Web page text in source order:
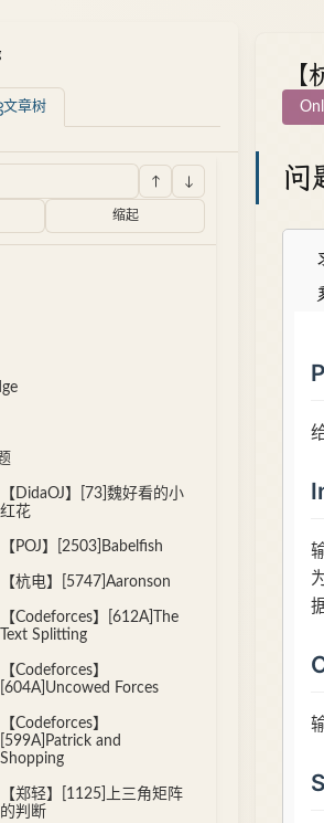
文章树
↑ ↓
缩起
【DidaOJ】[73]魏好看的小
红花
【POJ】[2503]Babelfish
【杭电】[5747]Aaronson
【Codeforces】[612A]The
Text Splitting
【Codeforces】
[604A]Uncowed Forces
【Codeforces】
[599A]Patrick and
Shopping
【郑轻】[1125]上三角矩阵
的判断
问